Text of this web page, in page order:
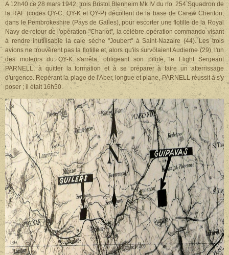
A 12h40 ce 28 mars 1942, trois Bristol Blenheim Mk IV du no. 254 Squadron de
la RAF (codes QY-C, QY-K et QY-P) décollent de la base de Carew Cheriton,
dans le Pembrokeshire (Pays de Galles), pour escorter une flotille de la Royal
Navy de retour de l'opération "Chariot", la célèbre opération commando visant
à rendre inutilisable la cale sèche "Joubert" à Saint-Nazaire (44). Les trois
avions ne trouvèrent pas la flotille et, alors qu'ils survolaient Audierne (29), l'un
des moteurs du QY-K s'arrêta, obligeant son pilote, le Flight Sergeant
PARNELL, à quitter la formation et à se préparer à faire un atterrissage
d'urgence. Repérant la plage de l'Aber, longue et plane, PARNELL réussit à s'y
poser ; il était 16h50.